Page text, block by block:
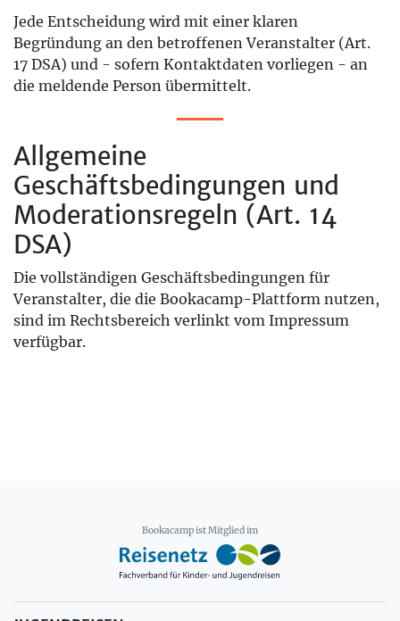
Jede Entscheidung wird mit einer klaren
Begründung an den betroffenen Veranstalter (Art.
17 DSA) und - sofern Kontaktdaten vorliegen - an
die meldende Person übermittelt.
Allgemeine
Geschäftsbedingungen und
Moderationsregeln (Art. 14
DSA)
Die vollständigen Geschäftsbedingungen für
Veranstalter, die die Bookacamp-Plattform nutzen,
sind im Rechtsbereich verlinkt vom Impressum
verfügbar.
Bookacamp ist Mitglied im